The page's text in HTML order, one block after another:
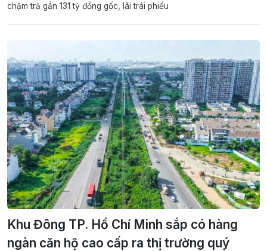
chậm trả gần 131 tỷ đồng gốc, lãi trái phiếu
Khu Đông TP. Hồ Chí Minh sắp có hàng
ngàn căn hộ cao cấp ra thị trường quý